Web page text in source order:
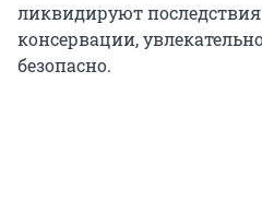
ликвидируют
консервации,
безопасно.